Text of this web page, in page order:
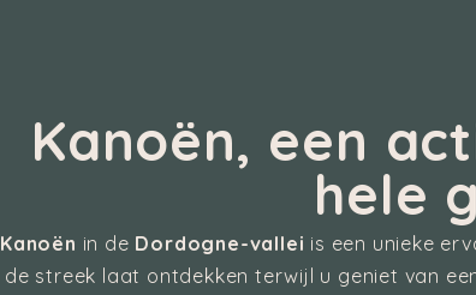
Kanoën, een
hele
Kanoën in de Dordogne-vallei is een unieke
de streek laat ontdekken terwijl u geniet van